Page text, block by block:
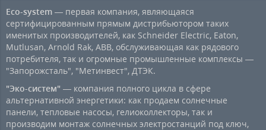
Eco-system — первая компания, являющаяся
сертифицированным прямым дистрибьютором таких
именитых производителей, как Schneider Electric, Eaton,
Mutlusan, Arnold Rak, ABB, обслуживающая как рядового
потребителя, так и огромные промышленные комплексы —
"Запорожсталь", "Метинвест", ДТЭК.
"Эко-систем" — компания полного цикла в сфере
альтернативной энергетики: как продаем солнечные
панели, тепловые насосы, гелиоколлекторы, так и
производим монтаж солнечных электростанций под ключ,